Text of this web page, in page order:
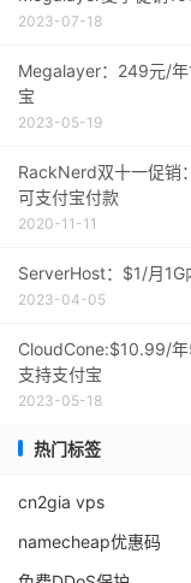
2023-07-18
Megalayer：249元/年
宝
2023-05-19
RackNerd双十一促销
可支付宝付款
2020-11-11
ServerHost：$1/月1G
2023-04-05
CloudCone:$10.99/年
支持支付宝
2023-05-18
热门标签
cn2gia vps
namecheap优惠码